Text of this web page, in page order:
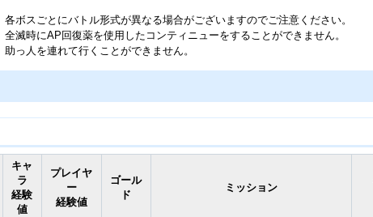
ボスごとにバトル形式が異なる場合がございますのでご注意ください。
滅時にAP回復薬を使用したコンティニューをすることができません。
っ人を連れて行くことができません。
キャ
ラ
経験
値
プレイヤ
ー
経験値
ゴール
ド
ミッション